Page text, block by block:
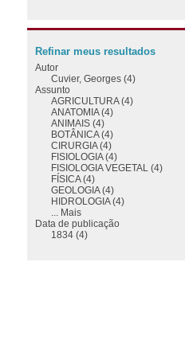
Refinar meus resultados
Autor
Cuvier, Georges (4)
Assunto
AGRICULTURA (4)
ANATOMIA (4)
ANIMAIS (4)
BOTÂNICA (4)
CIRURGIA (4)
FISIOLOGIA (4)
FISIOLOGIA VEGETAL (4)
FÍSICA (4)
GEOLOGIA (4)
HIDROLOGIA (4)
... Mais
Data de publicação
1834 (4)